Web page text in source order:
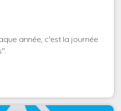
année, c'est la journée